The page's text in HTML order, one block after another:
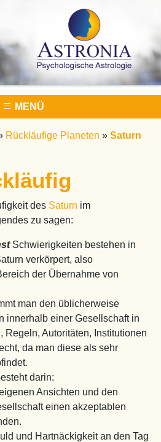
MENÜ
Rückläufige Planeten » Saturn
des Saturn im
zu sagen:
Schwierigkeiten bestehen in
verkörpert, also
der Übernahme von
man den üblicherweise
innerhalb einer Gesellschaft in
Regeln, Autoritäten, Institutionen
da man diese als sehr
darin:
Ansichten und den
einen akzeptablen
und Hartnäckigkeit an den Tag